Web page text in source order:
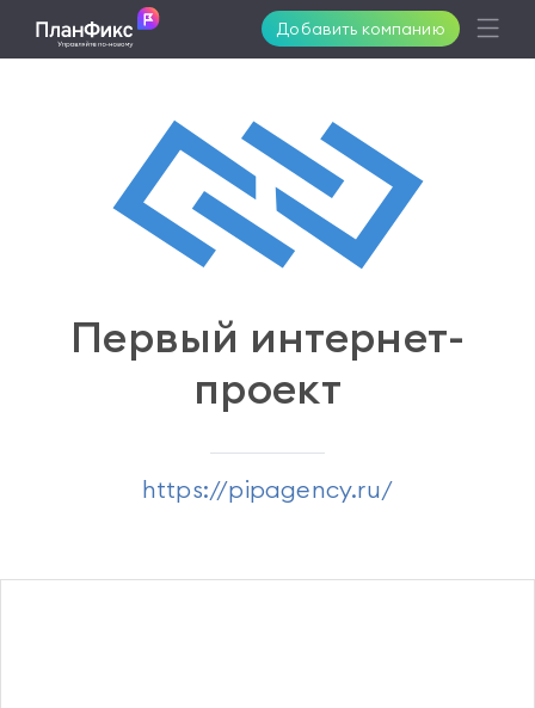
Добавить компанию
Решения
https://pipagency.ru/
Первый интернет-
проект